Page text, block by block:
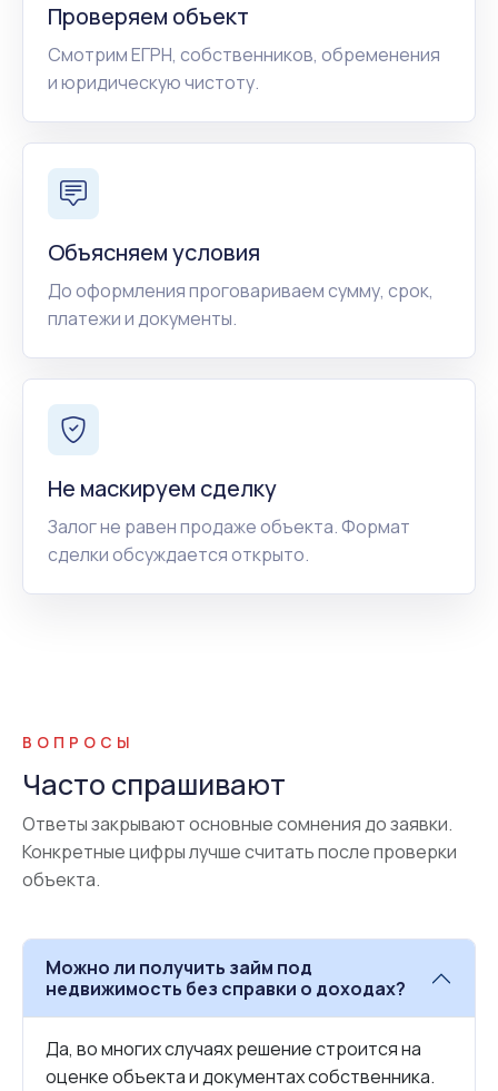
Проверяем объект
Смотрим ЕГРН, собственников, обременения
и юридическую чистоту.
Объясняем условия
До оформления проговариваем сумму, срок,
платежи и документы.
Не маскируем сделку
Залог не равен продаже объекта. Формат
сделки обсуждается открыто.
ВОПРОСЫ
Часто спрашивают
Ответы закрывают основные сомнения до заявки.
Конкретные цифры лучше считать после проверки
объекта.
Можно ли получить займ под
недвижимость без справки о доходах?
Да, во многих случаях решение строится на
оценке объекта и документах собственника.